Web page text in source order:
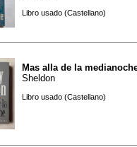
Libro usado (Castellano)
Mas alla de la
Sheldon
Libro usado (Castellano)